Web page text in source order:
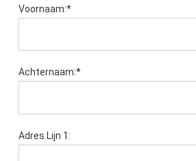
Voornaam:*
Achternaam:*
Adres Lijn 1: